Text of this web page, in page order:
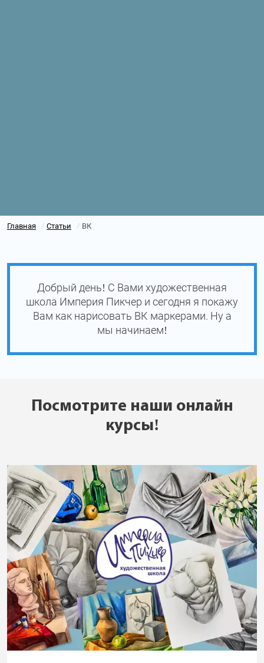
Главная / Статьи / ВК
Добрый день! С Вами художественная
школа Империя Пикчер и сегодня я покажу
Вам как нарисовать ВК маркерами. Ну а
мы начинаем!
Посмотрите наши онлайн
курсы!